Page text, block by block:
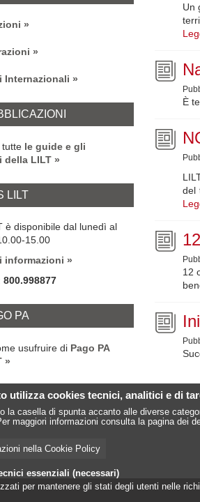
Internazionali
tutte le guide e gli
della LILT
LILT
è disponibile dal lunedì al
15.00
informazioni
800.998877
PA
usufruire di Pago PA
Un
È
del
12
utilizza cookies tecnici, analitici e di
la casella di spunta accanto alle diverse
maggiori informazioni consulta la pagina dei
nella Cookie Policy
essenziali (necessari)
per mantenere gli stati degli utenti nelle